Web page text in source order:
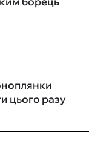
цього разу